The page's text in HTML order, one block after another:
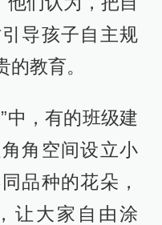
导孩子自主规
教育。
中，有的班级建
角空间设立小
品种的花朵，
让大家自由涂